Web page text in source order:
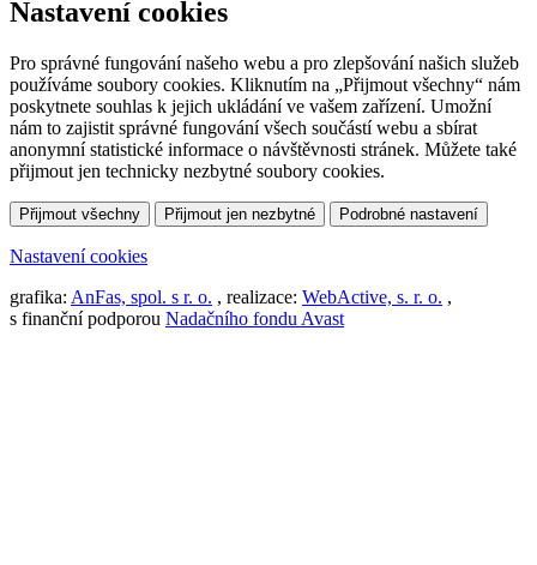
Nastavení cookies
Pro správné fungování našeho webu a pro zlepšování našich služeb
používáme soubory cookies. Kliknutím na „Přijmout všechny“ nám
poskytnete souhlas k jejich ukládání ve vašem zařízení. Umožní
nám to zajistit správné fungování všech součástí webu a sbírat
anonymní statistické informace o návštěvnosti stránek. Můžete také
přijmout jen technicky nezbytné soubory cookies.
Přijmout všechny Přijmout jen nezbytné Podrobné nastavení
Nastavení cookies
grafika: AnFas, spol. s r. o. , realizace: WebActive, s. r. o. ,
s finanční podporou Nadačního fondu Avast